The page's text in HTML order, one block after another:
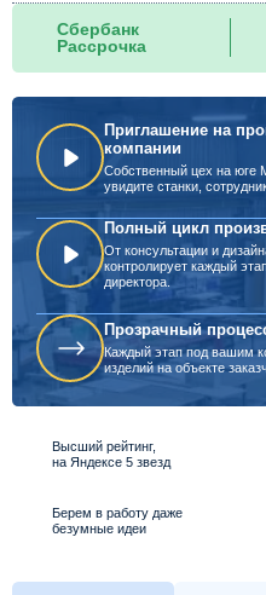
Сбербанк
Рассрочка
Приглашение на
компании
Собственный цех на юге
увидите станки,
Полный цикл
От консультации и
контролирует каждый
директора.
Прозрачный
Каждый этап под вашим
изделий на объекте
Высший рейтинг,
на Яндексе 5 звезд
Берем в работу даже
безумные идеи